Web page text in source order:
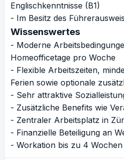
Englischkenntnisse (B1)
- Im Besitz des
Wissenswertes
- Moderne
Homeofficetage pro Woche
- Flexible Arbeitszeiten,
Ferien sowie optionale
- Sehr attraktive
- Zusätzliche Benefits wie
- Zentraler Arbeitsplatz in
- Finanzielle Beteiligung an
- Workation bis zu 4